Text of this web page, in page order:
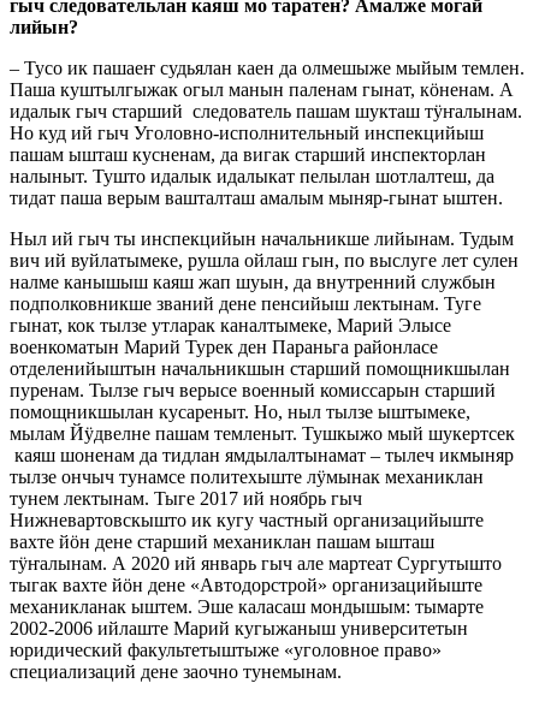
гыч следовательлан каяш мо таратен? Амалже могай
лийын?
– Тусо ик пашаеҥ судьялан каен да олмешыже мыйым темлен.
Паша куштылгыжак огыл манын паленам гынат, кӧненам. А
идалык гыч старший следователь пашам шукташ тӱҥалынам.
Но куд ий гыч Уголовно-исполнительный инспекцийыш
пашам ышташ кусненам, да вигак старший инспекторлан
налыныт. Тушто идалык идалыкат пелылан шотлалтеш, да
тидат паша верым вашталташ амалым мыняр-гынат ыштен.
Ныл ий гыч ты инспекцийын начальникше лийынам. Тудым
вич ий вуйлатымеке, рушла ойлаш гын, по выслуге лет сулен
налме канышыш каяш жап шуын, да внутренний службын
подполковникше званий дене пенсийыш лектынам. Туге
гынат, кок тылзе утларак каналтымеке, Марий Элысе
военкоматын Марий Турек ден Параньга районласе
отделенийыштын начальникшын старший помощникшылан
пуренам. Тылзе гыч верысе военный комиссарын старший
помощникшылан кусареныт. Но, ныл тылзе ыштымеке,
мылам Йӱдвелне пашам темленыт. Тушкыжо мый шукертсек
каяш шоненам да тидлан ямдылалтынамат – тылеч икмыняр
тылзе ончыч тунамсе политехыште лӱмынак механиклан
тунем лектынам. Тыге 2017 ий ноябрь гыч
Нижневартовскышто ик кугу частный организацийыште
вахте йӧн дене старший механиклан пашам ышташ
тӱҥалынам. А 2020 ий январь гыч але мартеат Сургутышто
тыгак вахте йӧн дене «Автодорстрой» организацийыште
механикланак ыштем. Эше каласаш мондышым: тымарте
2002-2006 ийлаште Марий кугыжаныш университетын
юридический факультетыштыже «уголовное право»
специализаций дене заочно тунемынам.